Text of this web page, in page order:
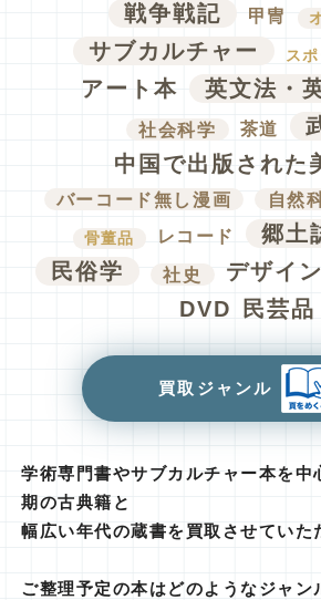
戦争戦記
甲冑
サブカルチャー ス
アート本 英文法・
社会科学 茶道
中国で出版された
バーコード無し漫画 自然
骨董品 レコード
郷土
民俗学
社史 デザイン
DVD
民芸品
買取ジャンル
学術専門書やサブカルチャー本を中
期の古典籍と
幅広い年代の蔵書を買取させていた
ご整理予定の本はどのようなジャン